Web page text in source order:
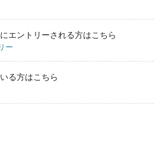
エントリーされる方はこちら
ー
る方はこちら